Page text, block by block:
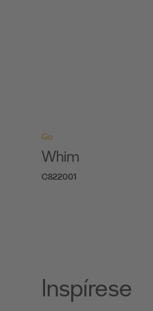
Essence
Novel Edge Natural
C8G2001
Inspírese